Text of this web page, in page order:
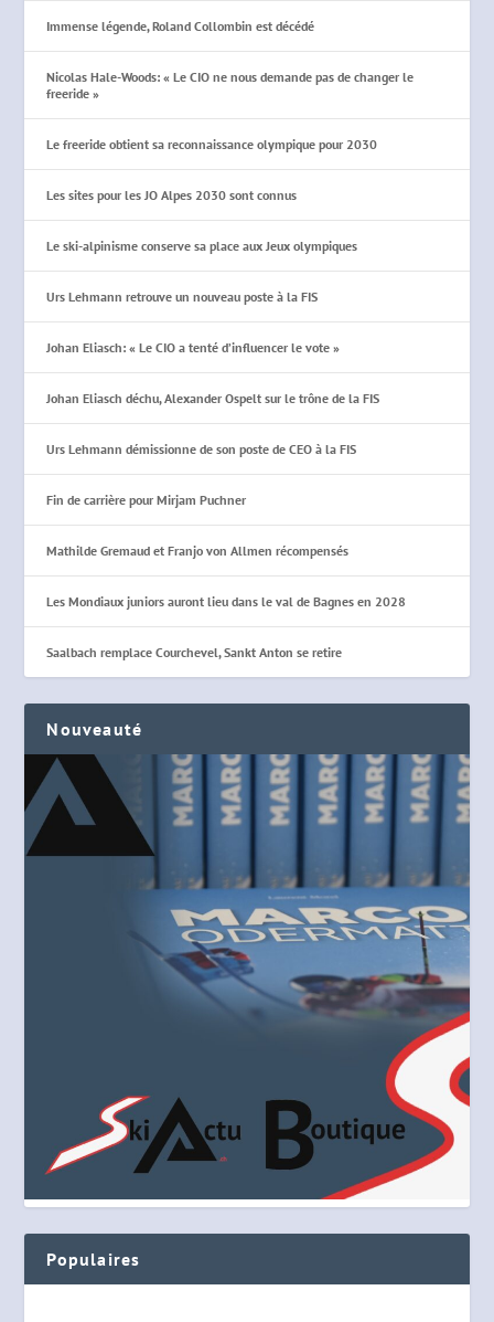
Immense légende, Roland Collombin est décédé
Nicolas Hale-Woods: « Le CIO ne nous demande pas de changer le
freeride »
Le freeride obtient sa reconnaissance olympique pour 2030
Les sites pour les JO Alpes 2030 sont connus
Le ski-alpinisme conserve sa place aux Jeux olympiques
Urs Lehmann retrouve un nouveau poste à la FIS
Johan Eliasch: « Le CIO a tenté d’influencer le vote »
Johan Eliasch déchu, Alexander Ospelt sur le trône de la FIS
Urs Lehmann démissionne de son poste de CEO à la FIS
Fin de carrière pour Mirjam Puchner
Mathilde Gremaud et Franjo von Allmen récompensés
Les Mondiaux juniors auront lieu dans le val de Bagnes en 2028
Saalbach remplace Courchevel, Sankt Anton se retire
Nouveauté
Populaires